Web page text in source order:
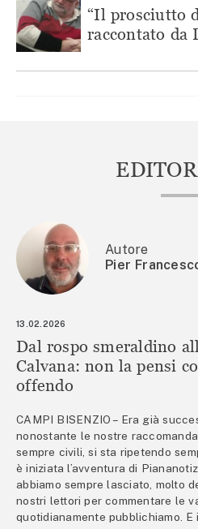
“Il prosciutto
raccontato da
Autore
Pier
13.02.2026
Dal rospo smeraldino
Calvana: non la pensi
offendo
CAMPI BISENZIO – Era già
nonostante le nostre
sempre civili, si sta ripetendo
è iniziata l’avventura di
abbiamo sempre lasciato, molto
nostri lettori per commentare le
quotidianamente pubblichiamo. E